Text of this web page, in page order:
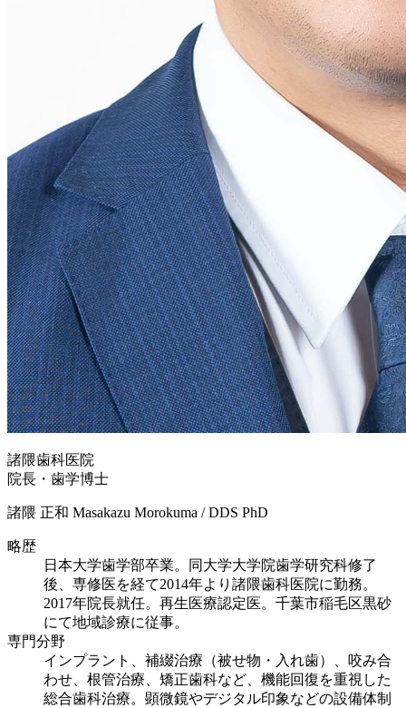
諸隈歯科医院
院長・歯学博士
諸隈 正和 Masakazu Morokuma / DDS PhD
略歴
日本大学歯学部卒業。同大学大学院歯学研究科修了
後、専修医を経て2014年より諸隈歯科医院に勤務。
2017年院長就任。再生医療認定医。千葉市稲毛区黒砂
にて地域診療に従事。
専門分野
インプラント、補綴治療（被せ物・入れ歯）、咬み合
わせ、根管治療、矯正歯科など、機能回復を重視した
総合歯科治療。顕微鏡やデジタル印象などの設備体制